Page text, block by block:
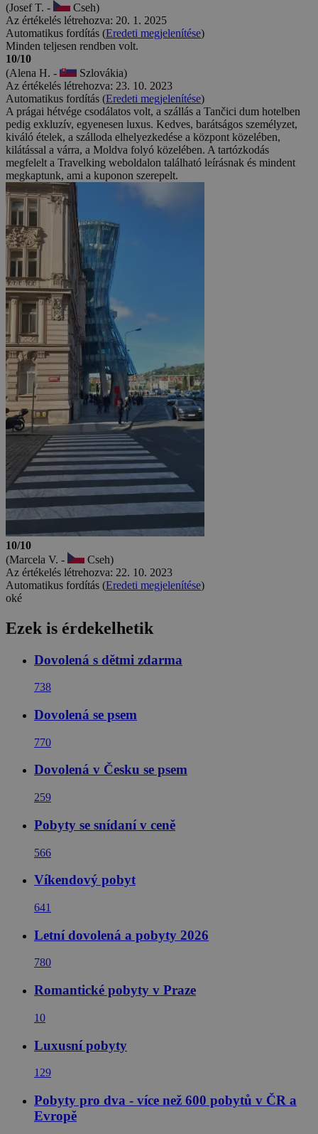
(Josef T. -
Cseh)
Az értékelés létrehozva: 20. 1. 2025
Automatikus fordítás (Eredeti megjelenítése)
Minden teljesen rendben volt.
10/10
(Alena H. -
Szlovákia)
Az értékelés létrehozva: 23. 10. 2023
Automatikus fordítás (Eredeti megjelenítése)
A prágai hétvége csodálatos volt, a szállás a Tančici dum hotelben
pedig exkluzív, egyenesen luxus. Kedves, barátságos személyzet,
kiváló ételek, a szálloda elhelyezkedése a központ közelében,
kilátással a várra, a Moldva folyó közelében. A tartózkodás
megfelelt a Travelking weboldalon található leírásnak és mindent
megkaptunk, ami a kuponon szerepelt.
10/10
(Marcela V. -
Cseh)
Az értékelés létrehozva: 22. 10. 2023
Automatikus fordítás (Eredeti megjelenítése)
oké
Ezek is érdekelhetik
Dovolená s dětmi zdarma
738
Dovolená se psem
770
Dovolená v Česku se psem
259
Pobyty se snídaní v ceně
566
Víkendový pobyt
641
Letní dovolená a pobyty 2026
780
Romantické pobyty v Praze
10
Luxusní pobyty
129
Pobyty pro dva - více než 600 pobytů v ČR a
Evropě